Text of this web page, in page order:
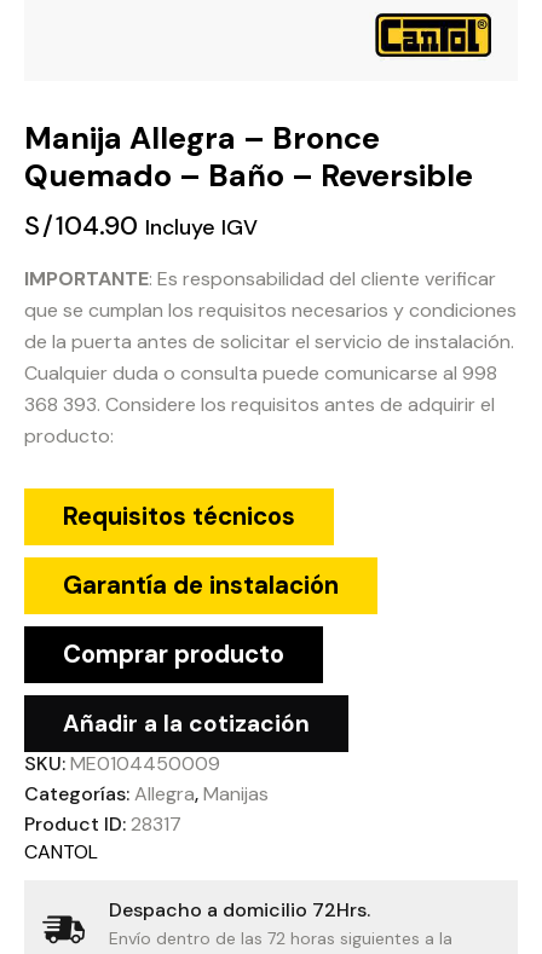
Manija Allegra – Bronce
Quemado – Baño – Reversible
S/104.90 Incluye IGV
IMPORTANTE: Es responsabilidad del cliente verificar
que se cumplan los requisitos necesarios y condiciones
de la puerta antes de solicitar el servicio de instalación.
Cualquier duda o consulta puede comunicarse al 998
368 393. Considere los requisitos antes de adquirir el
producto:
Requisitos técnicos
Garantía de instalación
Comprar producto
Añadir a la cotización
SKU:ME0104450009
Categorías:Allegra,Manijas
Product ID:28317
CANTOL
Despacho a domicilio 72Hrs.
Envío dentro de las 72 horas siguientes a la